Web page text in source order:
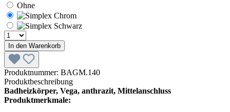
Ohne
In den Warenkorb
Produktnummer: BAGM.140
Produktbeschreibung
Badheizkörper, Vega, anthrazit, Mittelanschluss
Produktmerkmale: